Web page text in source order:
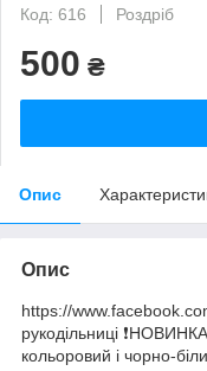
Код: 616
Роздріб
500 ₴
Опис
Опис
https://
рукодільниці
кольоровий і чорно-